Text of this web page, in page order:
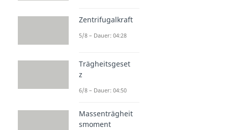
Zentrifugalkraft
5/8 – Dauer: 04:28
Trägheitsgeset
z
6/8 – Dauer: 04:50
Massenträgheit
smoment